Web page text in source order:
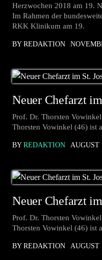
Herzwochen 2018 am 19.
Im Rahmen der
RKK Klinikum am 19.
BY REDAKTION
Neuer Chefarzt
Prof. Dr. Thorsten
Thorsten Vowinkel (46) ist
BY REDAKTION AUGUST
Neuer Chefarzt
Prof. Dr. Thorsten
Thorsten Vowinkel (46) ist
BY REDAKTION AUGUST